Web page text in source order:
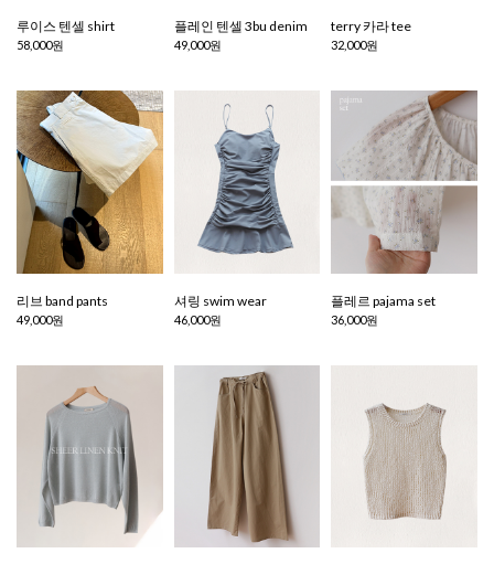
루이스 텐셀 shirt
58,000원
플레인 텐셀 3bu denim
49,000원
terry 카라 tee
32,000원
리브 band pants
49,000원
셔링 swim wear
46,000원
플레르 pajama set
36,000원